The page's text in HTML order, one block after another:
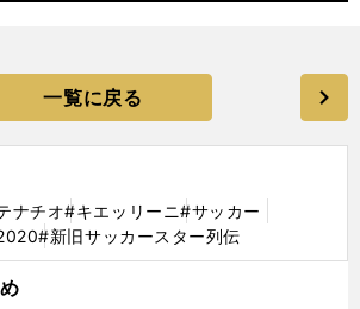
一覧に戻る
ナチオ#キエッリーニ#サッカー
#新旧サッカースター列伝